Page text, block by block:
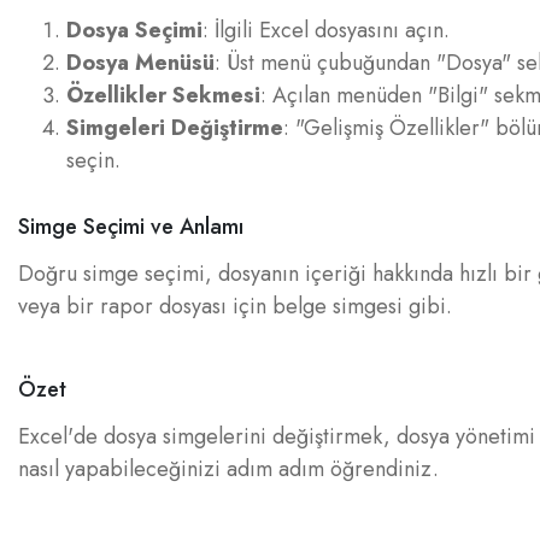
Dosya Seçimi: İlgili Excel dosyasını açın.
Dosya Menüsü: Üst menü çubuğundan "Dosya"
Özellikler Sekmesi: Açılan menüden "Bilgi"
Simgeleri Değiştirme: "Gelişmiş Özellikler"
seçin.
Simge Seçimi ve Anlamı
Doğru simge seçimi, dosyanın içeriği hakkında hızlı
veya bir rapor dosyası için belge simgesi gibi.
Özet
Excel'de dosya simgelerini değiştirmek, dosya yönetimi
nasıl yapabileceğinizi adım adım öğrendiniz.